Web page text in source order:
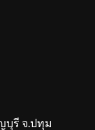
บุรี จ.ปทุม